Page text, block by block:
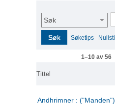
Søk
Søk Søketips Nullstill
1–10 av 56
Tittel
Andhrimner : ("Manden")